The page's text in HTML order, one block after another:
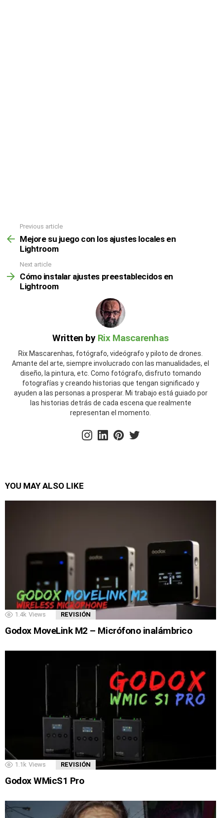
Previous article
Mejore su juego con los ajustes locales en
Lightroom
Next article
Cómo instalar ajustes preestablecidos en
Lightroom
Written by Rix Mascarenhas
Rix Mascarenhas, fotógrafo, videógrafo y piloto de drones.
Amante del arte, siempre involucrado con las manualidades, el
diseño, la pintura, etc. Como fotógrafo, disfruto tomando
fotografías y creando historias que tengan significado y
ayuden a las personas a prosperar. Mi trabajo está guiado por
las historias detrás de cada escena que realmente
representan el momento.
instagram
linkedin
YOU MAY ALSO LIKE
1.4k Views REVISIÓN
Godox MoveLink M2 – Micrófono inalámbrico
1.1k Views REVISIÓN
Godox WMicS1 Pro